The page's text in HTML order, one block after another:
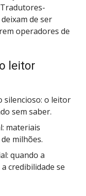
de ser
operadores de
leitor
silencioso: o leitor
sem saber.
materiais
milhões.
quando a
credibilidade se